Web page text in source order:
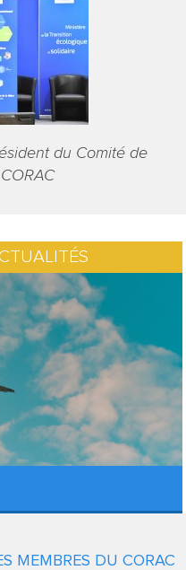
du Comité de
MEMBRES DU CORAC